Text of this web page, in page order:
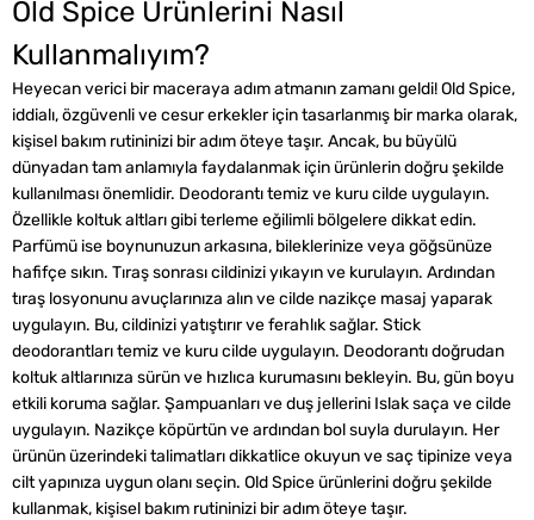
Old Spice Ürünlerini Nasıl
Kullanmalıyım?
Heyecan verici bir maceraya adım atmanın zamanı geldi! Old Spice,
iddialı, özgüvenli ve cesur erkekler için tasarlanmış bir marka olarak,
kişisel bakım rutininizi bir adım öteye taşır. Ancak, bu büyülü
dünyadan tam anlamıyla faydalanmak için ürünlerin doğru şekilde
kullanılması önemlidir. Deodorantı temiz ve kuru cilde uygulayın.
Özellikle koltuk altları gibi terleme eğilimli bölgelere dikkat edin.
Parfümü ise boynunuzun arkasına, bileklerinize veya göğsünüze
hafifçe sıkın. Tıraş sonrası cildinizi yıkayın ve kurulayın. Ardından
tıraş losyonunu avuçlarınıza alın ve cilde nazikçe masaj yaparak
uygulayın. Bu, cildinizi yatıştırır ve ferahlık sağlar. Stick
deodorantları temiz ve kuru cilde uygulayın. Deodorantı doğrudan
koltuk altlarınıza sürün ve hızlıca kurumasını bekleyin. Bu, gün boyu
etkili koruma sağlar. Şampuanları ve duş jellerini Islak saça ve cilde
uygulayın. Nazikçe köpürtün ve ardından bol suyla durulayın. Her
ürünün üzerindeki talimatları dikkatlice okuyun ve saç tipinize veya
cilt yapınıza uygun olanı seçin. Old Spice ürünlerini doğru şekilde
kullanmak, kişisel bakım rutininizi bir adım öteye taşır.